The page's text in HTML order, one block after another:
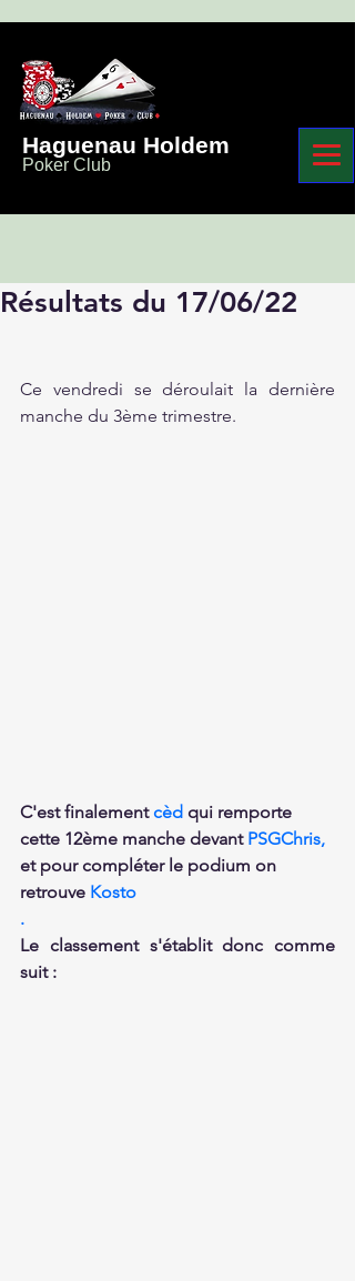
Haguenau Holdem
Poker Club
Résultats du 17/06/22
Ce vendredi se déroulait la dernière
manche du 3ème trimestre.
C'est finalement cèd qui remporte
cette 12ème manche devant PSGChris,
et pour compléter le podium on
retrouve Kosto
.
Le classement s'établit donc comme
suit :